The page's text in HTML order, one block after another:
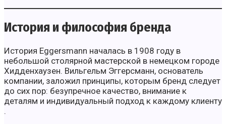
История и философия бренда
История Eggersmann началась в 1908 году в
небольшой столярной мастерской в немецком городе
Хидденхаузен. Вильгельм Эггерсманн, основатель
компании, заложил принципы, которым бренд следует
до сих пор: безупречное качество, внимание к
деталям и индивидуальный подход к каждому клиенту
.